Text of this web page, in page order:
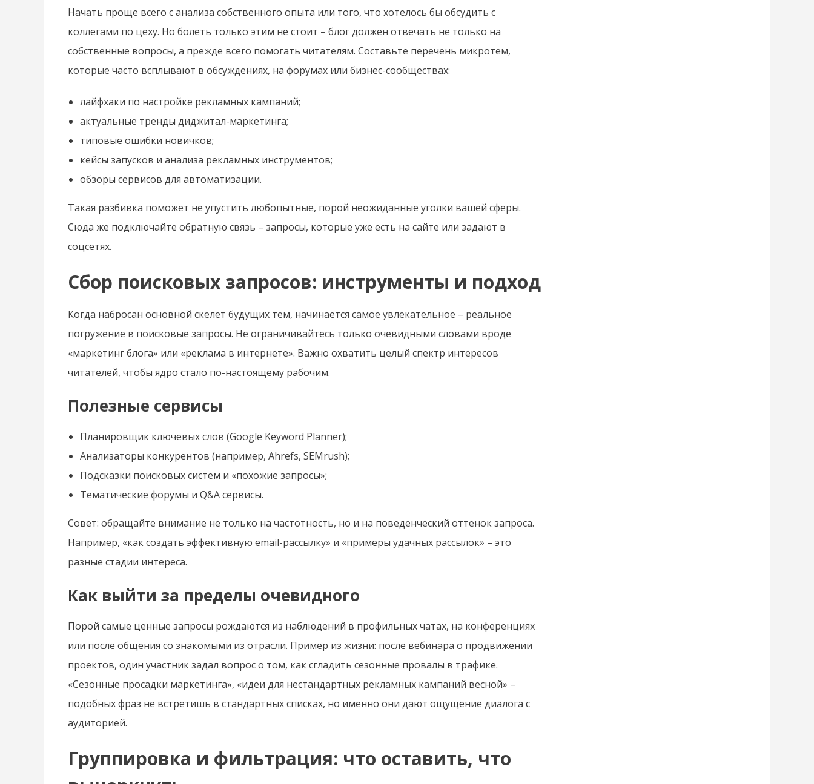
Начать проще всего с анализа собственного опыта или того, что хотелось бы обсудить с
коллегами по цеху. Но болеть только этим не стоит – блог должен отвечать не только на
собственные вопросы, а прежде всего помогать читателям. Составьте перечень микротем,
которые часто всплывают в обсуждениях, на форумах или бизнес-сообществах:
лайфхаки по настройке рекламных кампаний;
актуальные тренды диджитал-маркетинга;
типовые ошибки новичков;
кейсы запусков и анализа рекламных инструментов;
обзоры сервисов для автоматизации.
Такая разбивка поможет не упустить любопытные, порой неожиданные уголки вашей сферы.
Сюда же подключайте обратную связь – запросы, которые уже есть на сайте или задают в
соцсетях.
Сбор поисковых запросов: инструменты и подход
Когда набросан основной скелет будущих тем, начинается самое увлекательное – реальное
погружение в поисковые запросы. Не ограничивайтесь только очевидными словами вроде
«маркетинг блога» или «реклама в интернете». Важно охватить целый спектр интересов
читателей, чтобы ядро стало по-настоящему рабочим.
Полезные сервисы
Планировщик ключевых слов (Google Keyword Planner);
Анализаторы конкурентов (например, Ahrefs, SEMrush);
Подсказки поисковых систем и «похожие запросы»;
Тематические форумы и Q&A сервисы.
Совет: обращайте внимание не только на частотность, но и на поведенческий оттенок запроса.
Например, «как создать эффективную email-рассылку» и «примеры удачных рассылок» – это
разные стадии интереса.
Как выйти за пределы очевидного
Порой самые ценные запросы рождаются из наблюдений в профильных чатах, на конференциях
или после общения со знакомыми из отрасли. Пример из жизни: после вебинара о продвижении
проектов, один участник задал вопрос о том, как сгладить сезонные провалы в трафике.
«Сезонные просадки маркетинга», «идеи для нестандартных рекламных кампаний весной» –
подобных фраз не встретишь в стандартных списках, но именно они дают ощущение диалога с
аудиторией.
Группировка и фильтрация: что оставить, что